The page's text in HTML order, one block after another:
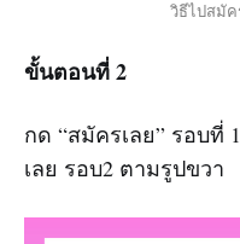
วิธีไปสมั
ขั้นตอนที่ 2
กด “สมัครเลย” รอบ
เลย รอบ2 ตามรูปขวา